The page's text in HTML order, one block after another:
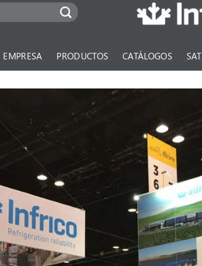
EMPRESA PRODUCTOS CATÁLOGOS SAT